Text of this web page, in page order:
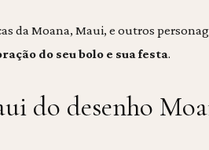
da Moana, Maui, e outros
do seu bolo e sua festa.
do desenho